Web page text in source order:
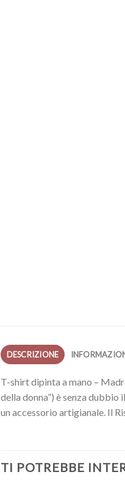
DESCRIZIONE
T-shirt dipinta a mano –
della donna”) è senza
un accessorio artigianale. Il
TI POTREBBE